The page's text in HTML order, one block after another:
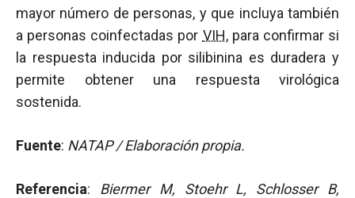
mayor número de personas, y que incluya también
a personas coinfectadas por VIH, para confirmar si
la respuesta inducida por silibinina es duradera y
permite obtener una respuesta virológica
sostenida.
Fuente: NATAP / Elaboración propia.
Referencia: Biermer M, Stoehr L, Schlosser B,